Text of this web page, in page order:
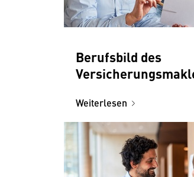
Berufsbild des
Weiterlesen